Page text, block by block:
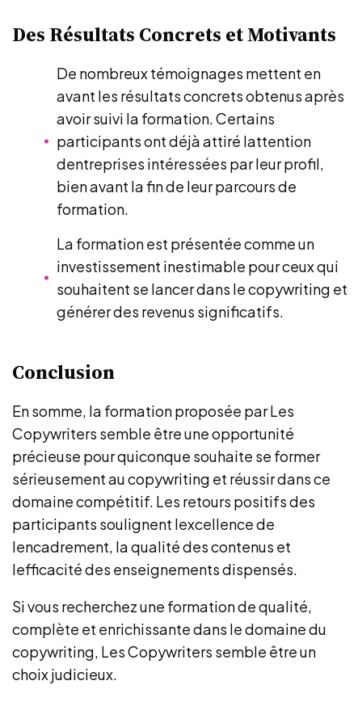
Des Résultats Concrets et Motivants
De nombreux témoignages mettent en
avant les résultats concrets obtenus après
avoir suivi la formation. Certains
participants ont déjà attiré lattention
dentreprises intéressées par leur profil,
bien avant la fin de leur parcours de
formation.
La formation est présentée comme un
investissement inestimable pour ceux qui
souhaitent se lancer dans le copywriting et
générer des revenus significatifs.
Conclusion
En somme, la formation proposée par Les
Copywriters semble être une opportunité
précieuse pour quiconque souhaite se former
sérieusement au copywriting et réussir dans ce
domaine compétitif. Les retours positifs des
participants soulignent lexcellence de
lencadrement, la qualité des contenus et
lefficacité des enseignements dispensés.
Si vous recherchez une formation de qualité,
complète et enrichissante dans le domaine du
copywriting, Les Copywriters semble être un
choix judicieux.